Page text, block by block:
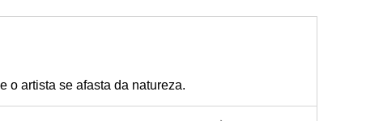
o artista se afasta da natureza.